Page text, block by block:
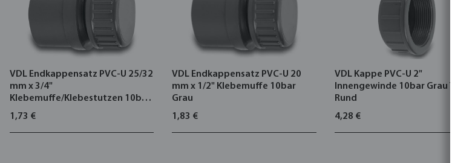
VDL Endkappensatz PVC-U 25/32
mm x 3/4"
Klebemuffe/Klebestutzen 10bar
Grau
1,73 €
VDL Endkappensatz PVC-U 20
mm x 1/2" Klebemuffe 10bar
Grau
1,83 €
VDL Kappe PVC-U 2"
Innengewinde 10bar Grau Typ
Rund
4,28 €